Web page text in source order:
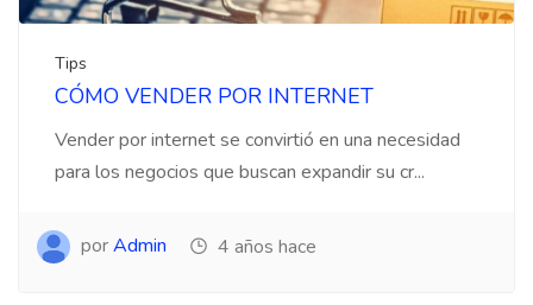
Tips
CÓMO VENDER POR INTERNET
Vender por internet se convirtió en una necesidad
para los negocios que buscan expandir su cr...
porAdmin 4 años hace